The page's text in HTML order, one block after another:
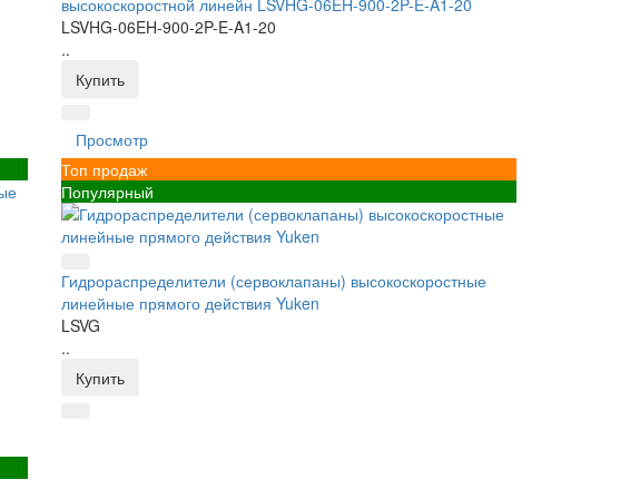
высокоскоростной линейн LSVHG-06EH-900-2P-E-A1-20
LSVHG-06EH-900-2P-E-A1-20
..
Купить
Просмотр
Топ продаж
Популярный
Гидрораспределители (сервоклапаны) высокоскоростные
линейные прямого действия Yuken
LSVG
..
Купить